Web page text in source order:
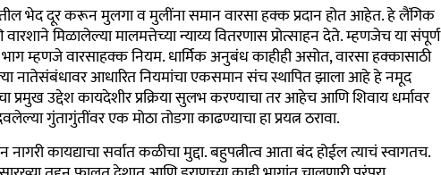
भेद दूर करून मुलगा व मुलींना समान वारसा हक्क प्रदान होत आहेत. हे लैंगिक
मिळालेल्या मालमत्तेच्या न्याय्य वितरणास प्रोत्साहन देते. म्हणजेच या संपूर्ण
म्हणजे वारसाहक्क नियम. धार्मिक अनुबंध काहीही असोत, वारसा हक्कासाठी
नातेसंबंधावर आधारित नियमांचा एकसमान संच स्थापित झाला आहे हे नमूद
प्रमुख उद्देश कायदेशीर प्रक्रिया सुलभ करण्याचा तर आहेच आणि शिवाय धर्मावर
गुंतागुंतींवर एक मोठा तोडगा काढण्याचा हा प्रयत्न ठरावा.
कायद्याचा सर्वात कळीचा मुद्दा. बहुपत्नीत्व आता बंद होईल त्याचं स्वागतच.